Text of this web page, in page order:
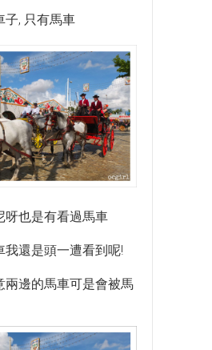
子, 只有馬車
呀也是有看過馬車
我還是頭一遭看到呢!
兩邊的馬車可是會被馬